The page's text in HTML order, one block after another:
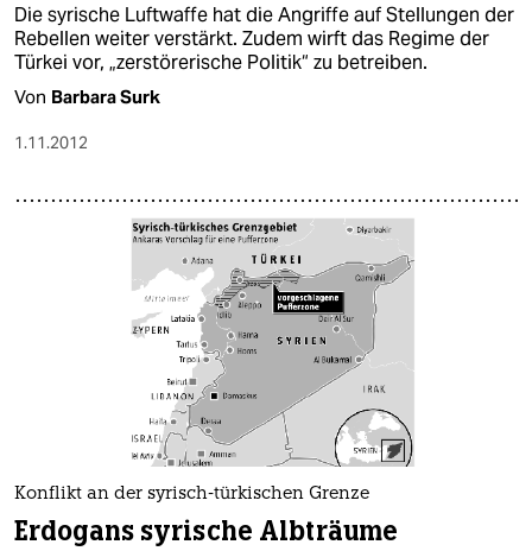
Die syrische Luftwaffe hat die Angriffe auf Stellungen der
Rebellen weiter verstärkt. Zudem wirft das Regime der
Türkei vor, „zerstörerische Politik“ zu betreiben.
Von Barbara Surk
1.11.2012
Konflikt an der syrisch-türkischen Grenze
Erdogans syrische Albträume